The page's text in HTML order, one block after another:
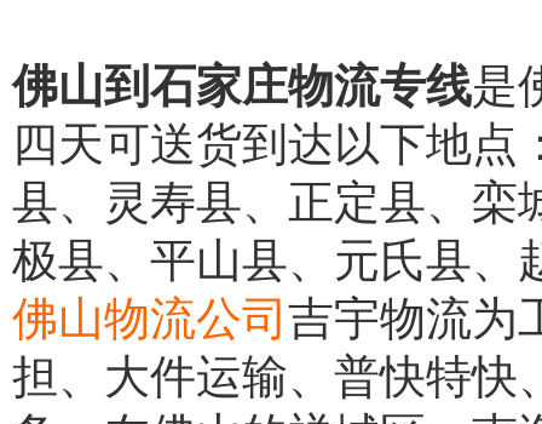
佛山到石家庄物流专线是
四天可送货到达以下地
县、灵寿县、正定县、栾
极县、平山县、元氏县、
佛山物流公司 吉宇物流为
担、大件运输、普快特快